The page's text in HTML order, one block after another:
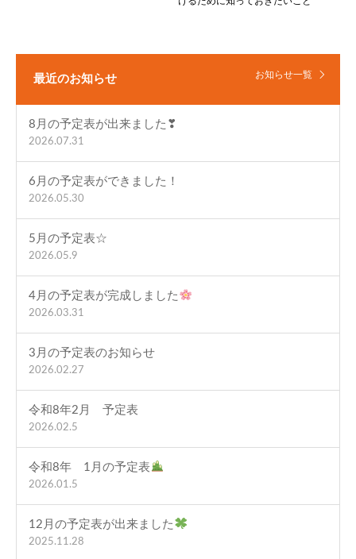
最近のお知らせ お知らせ一覧
8月の予定表が出来ました❣
2026.07.31
6月の予定表ができました！
2026.05.30
5月の予定表☆
2026.05.9
4月の予定表が完成しました
2026.03.31
3月の予定表のお知らせ
2026.02.27
令和8年2月 予定表
2026.02.5
令和8年 1月の予定表
2026.01.5
12月の予定表が出来ました
2025.11.28